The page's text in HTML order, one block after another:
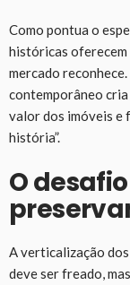
Como pontua o
históricas oferecem
mercado
contemporâneo cria
valor dos imóveis e
história”.
O
A verticalização
deve ser freado,